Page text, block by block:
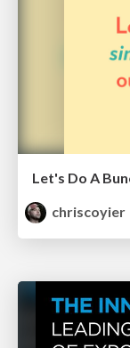
chriscoyier